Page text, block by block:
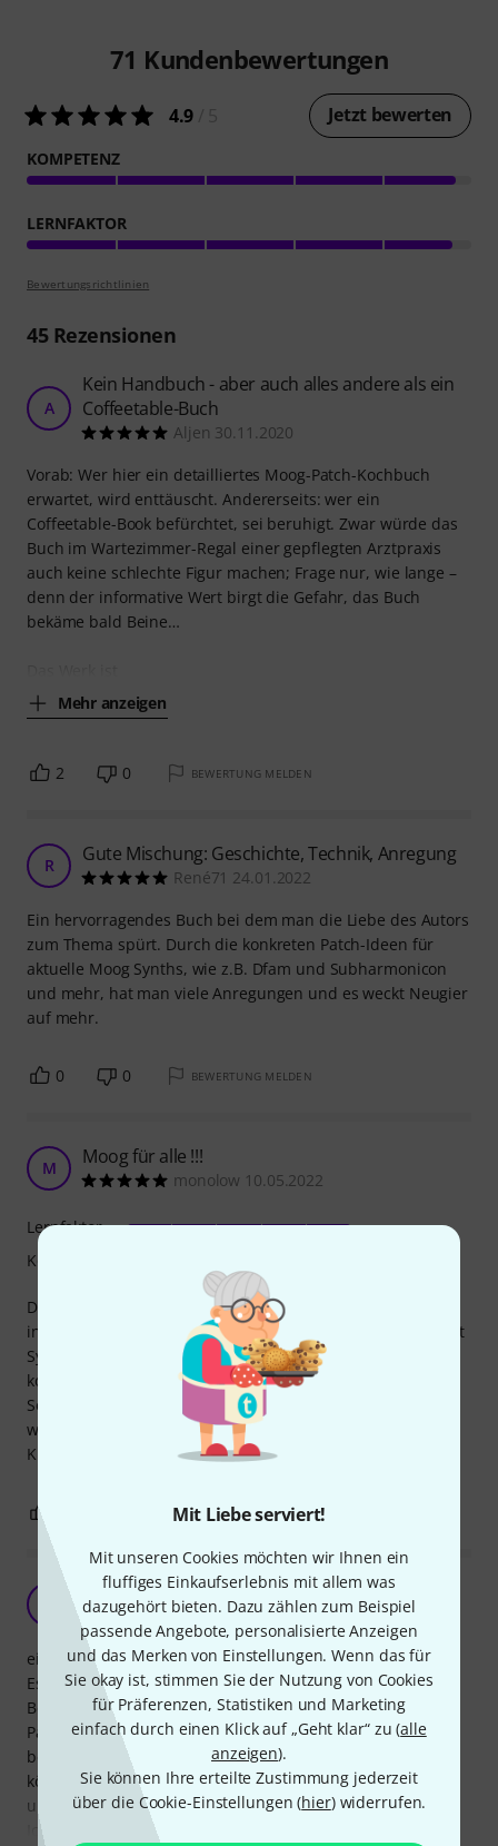
Mit Liebe serviert!
Mit unseren Cookies möchten wir Ihnen ein
fluffiges Einkaufserlebnis mit allem was
dazugehört bieten. Dazu zählen zum Beispiel
passende Angebote, personalisierte Anzeigen
und das Merken von Einstellungen. Wenn das für
Sie okay ist, stimmen Sie der Nutzung von Cookies
für Präferenzen, Statistiken und Marketing
einfach durch einen Klick auf „Geht klar“ zu (alle
anzeigen).
Sie können Ihre erteilte Zustimmung jederzeit
über die Cookie-Einstellungen (hier) widerrufen.
71 Kundenbewertungen
4.9 Jetzt bewerten
KOMPETENZ
LERNFAKTOR
Bewertungsrichtlinien
45Rezensionen
A
Kein Handbuch - aber auch alles andere als ein
Coffeetable-Buch
Aljen 30.11.2020
Vorab: Wer hier ein detailliertes Moog-Patch-Kochbuch
erwartet, wird enttäuscht. Andererseits: wer ein
Coffeetable-Book befürchtet, sei beruhigt. Zwar würde das
Buch im Wartezimmer-Regal einer gepflegten Arztpraxis
auch keine schlechte Figur machen; Frage nur, wie lange –
denn der informative Wert birgt die Gefahr, das Buch
bekäme bald Beine…
Mehr anzeigen
2 0 BEWERTUNG MELDEN
R Gute Mischung: Geschichte, Technik, Anregung
René71 24.01.2022
Ein hervorragendes Buch bei dem man die Liebe des Autors
zum Thema spürt. Durch die konkreten Patch-Ideen für
aktuelle Moog Synths, wie z.B. Dfam und Subharmonicon
und mehr, hat man viele Anregungen und es weckt Neugier
auf mehr.
0 0 BEWERTUNG MELDEN
M Moog für alle !!!
monolow 10.05.2022
Dieses fein gestaltete Buch gibt eine liebevolle Einführung
in die Grundlagen der Klangerzeugung und -gestaltung mit
Synthesizern. Zu allen aktuellen Moog Instrument gibt es
kommentierte und leicht verständliche Patch-Vorschläge.
Sehr cool! Eine Historie der Moog Instrumente und
weltanschauliche Statements sind schöne Ergänzungen.
Klare Kaufempfehlung! Sehr fairer Preis!
Lernfaktor
Kompetenz
BEWERTUNG MELDEN
ein wunderschönes Buch
Stralex 02.11.2020
ein wunderschönes Buch, leider nur in Englisch...
Es ist hauptsächlich für den Moog Liebhaber gemacht, der
Besitzer mehrerer Kisten dieser Firma ist, da man für viele
Patches in diesem Buch, oftmals 2 verschiedene Geräte
benötigt - oder, um das ganze Buch ausschöpfen zu
können, Dfam, Subharmonicon, Mother-32, Grandmother
und Matriarch.
Ich habe mir das Buch